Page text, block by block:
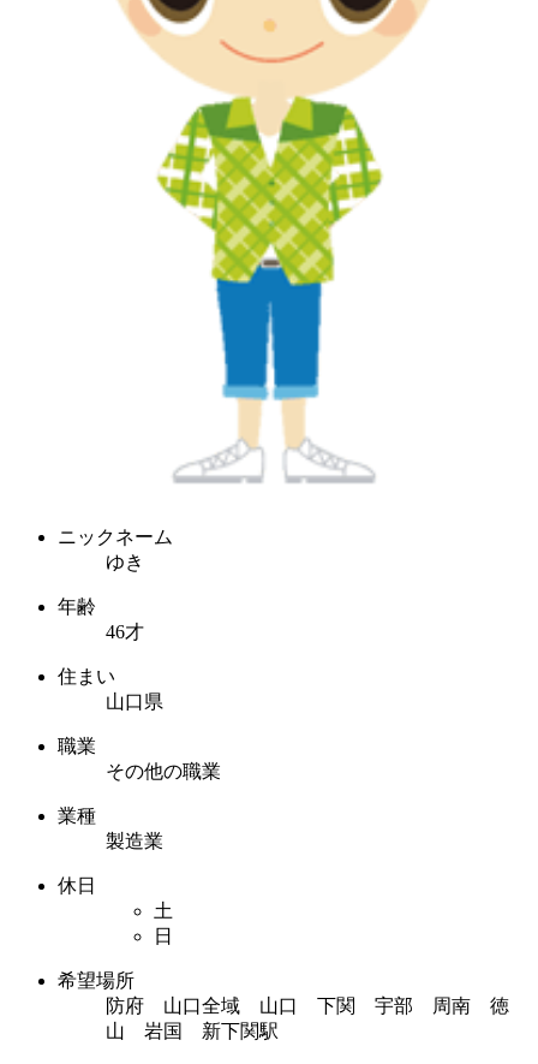
ニックネーム
ゆき
年齢
46才
住まい
山口県
職業
その他の職業
業種
製造業
休日
土
日
希望場所
防府 山口全域 山口 下関 宇部 周南 徳
山 岩国 新下関駅